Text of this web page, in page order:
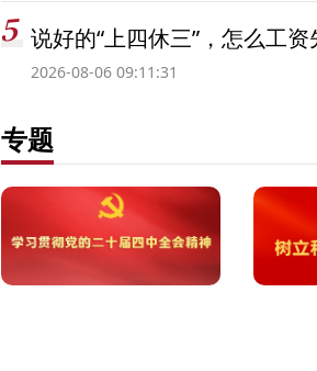
说好的“上四休三”，怎么工资
2026-08-06 09:11:31
专题